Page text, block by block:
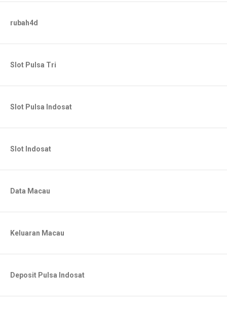
rubah4d
Slot Pulsa Tri
Slot Pulsa Indosat
Slot Indosat
Data Macau
Keluaran Macau
Deposit Pulsa Indosat